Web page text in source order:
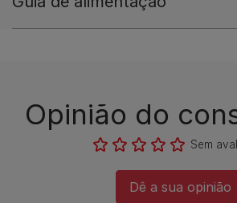
Opinião do
Sem
Dê a sua opinião​